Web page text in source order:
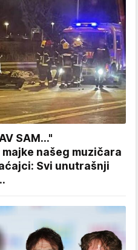
SAM..."
našeg muzičara
Svi unutrašnji